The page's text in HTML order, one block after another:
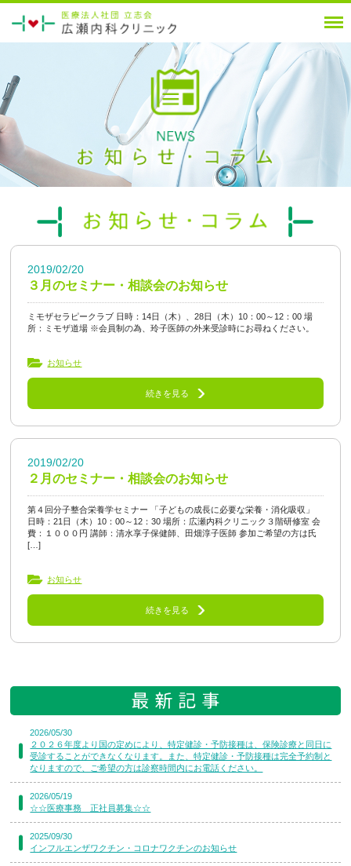
2019/02/20
３月のセミナー・相談会のお知らせ
ミモザセラピークラブ 日時：14日（木）、28日（木）10：00～12：00 場
所：ミモザ道場 ※会員制の為、玲子医師の外来受診時にお尋ねください。
お知らせ
続きを見る
2019/02/20
２月のセミナー・相談会のお知らせ
第４回分子整合栄養学セミナー 「子どもの成長に必要な栄養・消化吸収」
日時：21日（木）10：00～12：30 場所：広瀬内科クリニック３階研修室 会
費：１０００円 講師：清水享子保健師、田畑淳子医師 参加ご希望の方は氏
[…]
お知らせ
続きを見る
2026/05/30
２０２６年度より国の定めにより、特定健診・予防接種は、保険診療と同日に
受診することができなくなります。また、特定健診・予防接種は完全予約制と
なりますので、ご希望の方は診察時間内にお電話ください。
2026/05/19
☆☆医療事務 正社員募集☆☆
2025/09/30
インフルエンザワクチン・コロナワクチンのお知らせ